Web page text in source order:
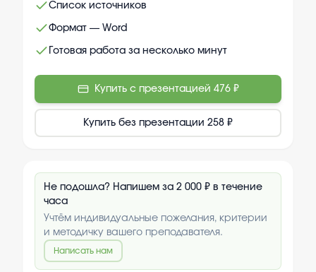
Список источников
Формат — Word
Готовая работа за несколько минут
Купить с презентацией 476 ₽
Купить без презентации 258 ₽
Не подошла? Напишем за 2 000 ₽ в течение
часа
Учтём индивидуальные пожелания, критерии
и методичку вашего преподавателя.
Написать нам